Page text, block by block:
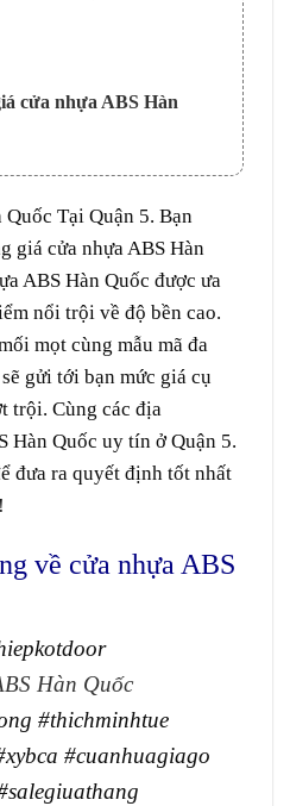
cửa nhựa ABS Hàn
Quốc Tại Quận 5. Bạn
giá cửa nhựa ABS Hàn
ABS Hàn Quốc được ưa
nổi trội về độ bền cao.
mọt cùng mẫu mã đa
sẽ gửi tới bạn mức giá cụ
trội. Cùng các địa
Hàn Quốc uy tín ởQuận 5.
đưa ra quyết định tốt nhất
về cửa nhựa ABS
Hàn Quốc
#thichminhtue
#cuanhuagiago